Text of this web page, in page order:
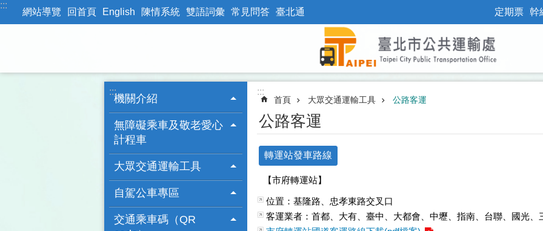
跳到主要內容區塊
:::
網站導覽 回首頁 English 陳情系統 雙語詞彙 常見問答 臺北通 定期票 幹
:::
機關介紹
無障礙乘車及敬老愛心
計程車
大眾交通運輸工具
自駕公車專區
交通乘車碼（QR
:::
首頁 大眾交通運輸工具 公路客運
公路客運
轉運站發車路線
【市府轉運站】
位置：基隆路、忠孝東路交叉口
客運業者：首都、大有、臺中、大都會、中壢、指南、台聯、國光、